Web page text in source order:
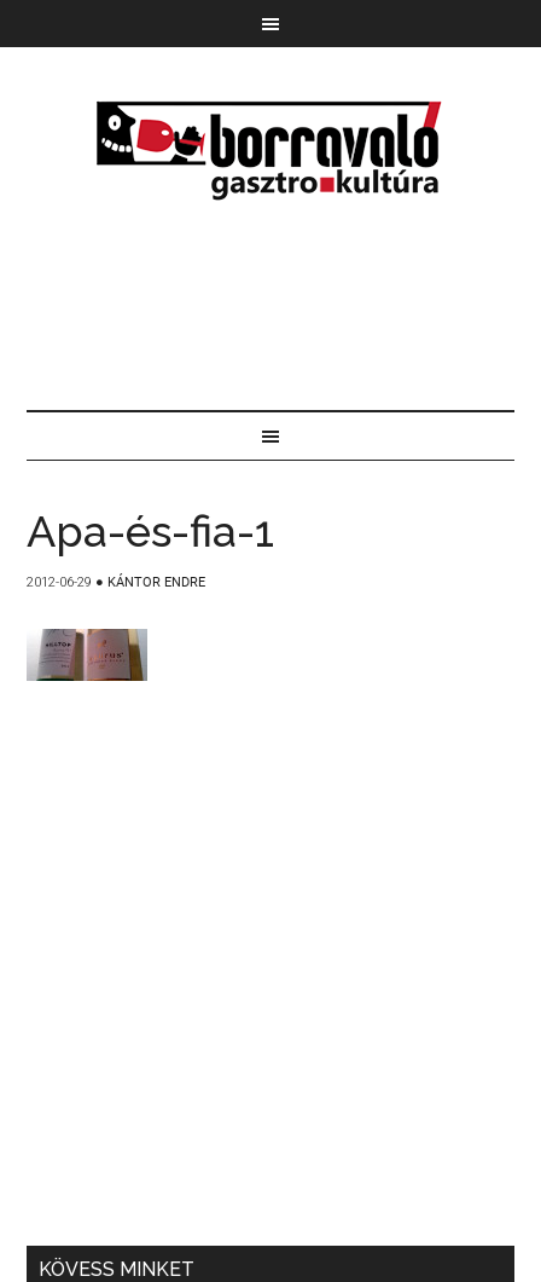
Apa-és-fia-1
2012-06-29 ● KÁNTOR ENDRE
KÖVESS MINKET